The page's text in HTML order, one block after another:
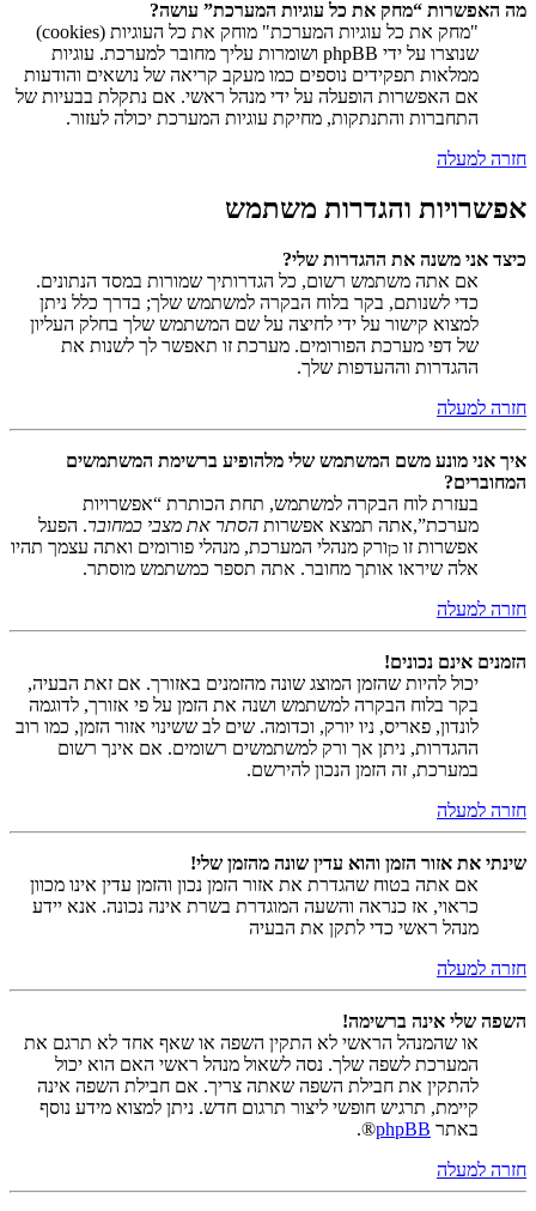
מה האפשרות “מחק את כל עוגיות המערכת” עושה?
"מחק את כל עוגיות המערכת" מוחק את כל העוגיות (cookies)
שנוצרו על ידי phpBB ושומרות עליך מחובר למערכת. עוגיות
ממלאות תפקידים נוספים כמו מעקב קריאה של נושאים והודעות
אם האפשרות הופעלה על ידי מנהל ראשי. אם נתקלת בבעיות של
התחברות והתנתקות, מחיקת עוגיות המערכת יכולה לעזור.
חזרה למעלה
אפשרויות והגדרות משתמש
כיצד אני משנה את ההגדרות שלי?
אם אתה משתמש רשום, כל הגדרותיך שמורות במסד הנתונים.
כדי לשנותם, בקר בלוח הבקרה למשתמש שלך; בדרך כלל ניתן
למצוא קישור על ידי לחיצה על שם המשתמש שלך בחלק העליון
של דפי מערכת הפורומים. מערכת זו תאפשר לך לשנות את
ההגדרות וההעדפות שלך.
חזרה למעלה
איך אני מונע משם המשתמש שלי מלהופיע ברשימת המשתמשים
המחוברים?
בעזרת לוח הבקרה למשתמש, תחת הכותרת “אפשרויות
מערכת”,אתה תמצא אפשרות הסתר את מצבי כמחובר. הפעל
אפשרות זו כןורק מנהלי המערכת, מנהלי פורומים ואתה עצמך תהיו
אלה שיראו אותך מחובר. אתה תספר כמשתמש מוסתר.
חזרה למעלה
הזמנים אינם נכונים!
יכול להיות שהזמן המוצג שונה מהזמנים באזורך. אם זאת הבעיה,
בקר בלוח הבקרה למשתמש ושנה את הזמן על פי אזורך, לדוגמה
לונדון, פאריס, ניו יורק, וכדומה. שים לב ששינוי אזור הזמן, כמו רוב
ההגדרות, ניתן אך ורק למשתמשים רשומים. אם אינך רשום
במערכת, זה הזמן הנכון להירשם.
חזרה למעלה
שינתי את אזור הזמן והוא עדין שונה מהזמן שלי!
אם אתה בטוח שהגדרת את אזור הזמן נכון והזמן עדין אינו מכוון
כראוי, אז כנראה והשעה המוגדרת בשרת אינה נכונה. אנא יידע
מנהל ראשי כדי לתקן את הבעיה
חזרה למעלה
השפה שלי אינה ברשימה!
או שהמנהל הראשי לא התקין השפה או שאף אחד לא תרגם את
המערכת לשפה שלך. נסה לשאול מנהל ראשי האם הוא יכול
להתקין את חבילת השפה שאתה צריך. אם חבילת השפה אינה
קיימת, תרגיש חופשי ליצור תרגום חדש. ניתן למצוא מידע נוסף
באתר phpBB
®.
חזרה למעלה